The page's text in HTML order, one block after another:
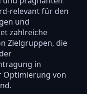
relevant für den
und
zahlreiche
Zielgruppen, die
in
Optimierung von